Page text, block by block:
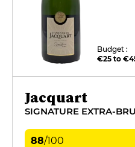
Budget :
€25 to
Jacquart
SIGNATURE EXTRA-
88/100